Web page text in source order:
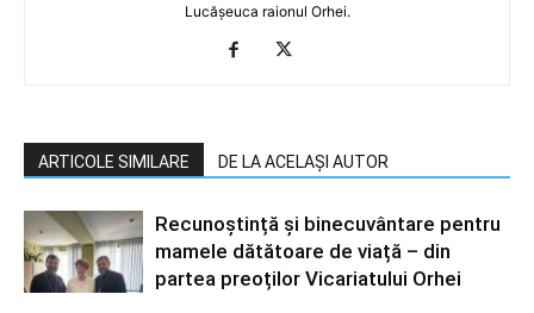
Lucășeuca raionul Orhei.
ARTICOLE SIMILARE DE LA ACELAȘI AUTOR
Recunoștință și binecuvântare pentru
mamele dătătoare de viață – din
partea preoților Vicariatului Orhei